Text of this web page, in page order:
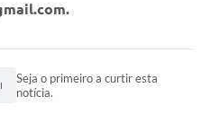
Seja o primeiro a curtir esta
notícia.